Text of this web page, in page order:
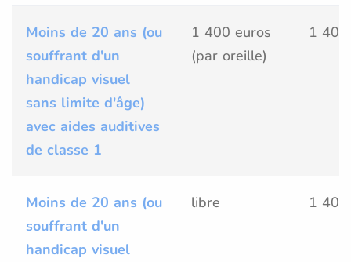
Moins de 20 ans (ou
souffrant d'un
handicap visuel
sans limite d'âge)
avec aides auditives
de classe 1
1 400 euros
(par oreille)
1
Moins de 20 ans (ou
souffrant d'un
handicap visuel
libre 1